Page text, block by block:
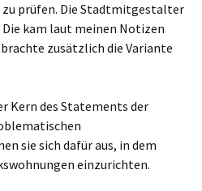
zu prüfen. Die Stadtmitgestalter
kam laut meinen Notizen
zusätzlich die Variante
Kern des Statements der
sie sich dafür aus, in dem
einzurichten.